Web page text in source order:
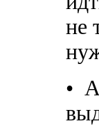
не
• А